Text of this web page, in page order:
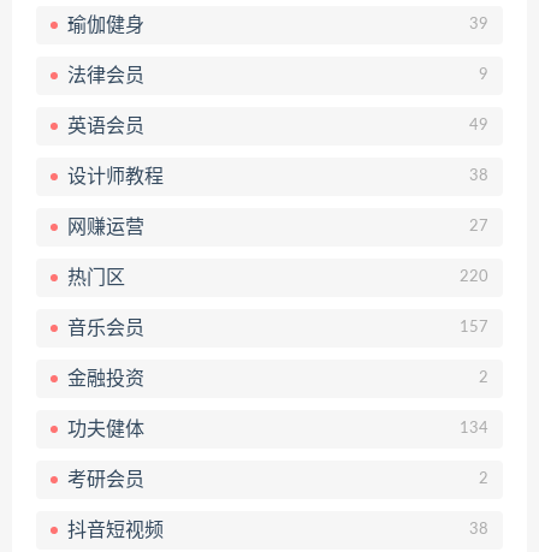
瑜伽健身 39
法律会员 9
英语会员 49
设计师教程 38
网赚运营 27
热门区 220
音乐会员 157
金融投资 2
功夫健体 134
考研会员 2
抖音短视频 38